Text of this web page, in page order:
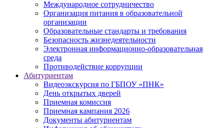
Международное сотрудничество
Организация питания в образовательной
организации
Образовательные стандарты и требования
Безопасность жизнедеятельности
Электронная информационно-образовательная
среда
Противодействие коррупции
Абитуриентам
Видеоэкскурсия по ГБПОУ «ПНК»
День открытых дверей
Приемная комиссия
Приемная кампания 2026
Дoкументы абитуриентам